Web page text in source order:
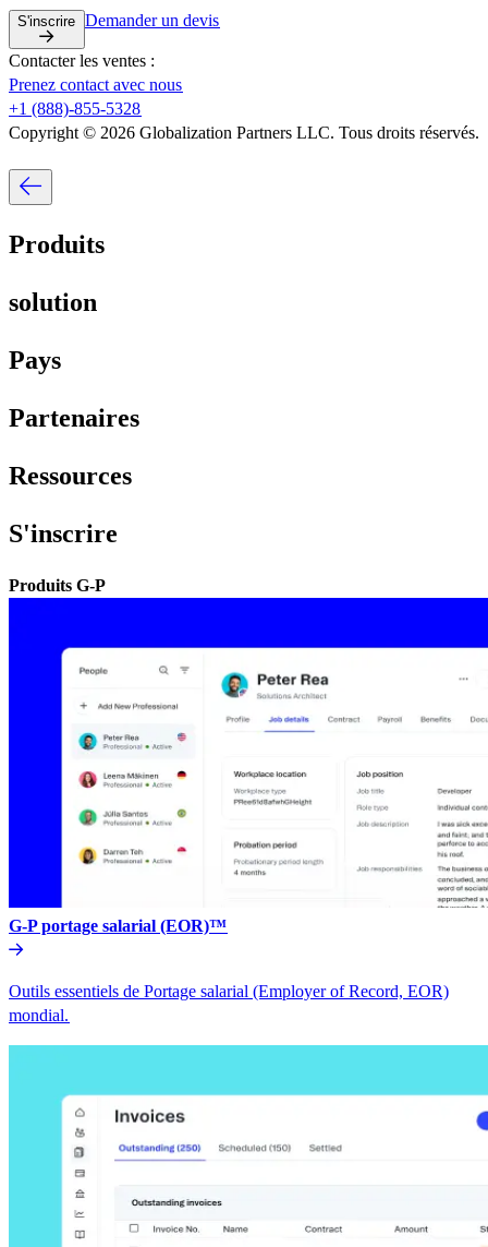
S'inscrire​​ Demander un devis​​
Contacter les ventes :​​
Prenez contact avec nous​​
+1 (888)-855-5328​​
Copyright © 2026 Globalization Partners LLC. Tous droits réservés.​​
Produits​​
solution​​
Pays​​
Partenaires​​
Ressources​​
S'inscrire​​
Produits G-P​​
G-P portage salarial (EOR)™​​
Outils essentiels de Portage salarial (Employer of Record, EOR)
mondial.​​